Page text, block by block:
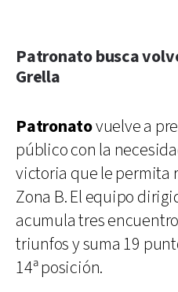
Patronato busca
Grella
Patronatovuelve a
público con la
victoria que le permita
Zona B. El equipo
acumula tres
triunfos y suma 19
14ª posición.